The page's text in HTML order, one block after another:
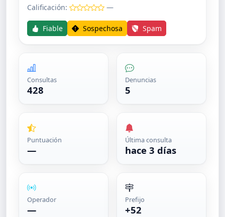
Calificación: —
Fiable Sospechosa Spam
Consultas
428
Denuncias
5
Puntuación
—
Última consulta
hace 3 días
Operador
—
Prefijo
+52